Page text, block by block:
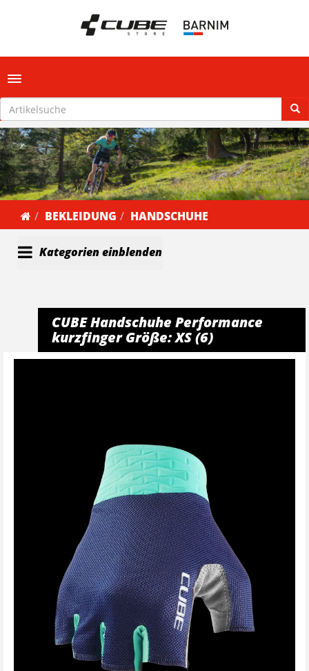
Toggle navigation
BEKLEIDUNG HANDSCHUHE
Kategorien einblenden
CUBE Handschuhe Performance
kurzfinger Größe: XS (6)